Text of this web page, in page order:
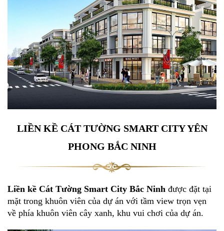
LIỀN KỀ CÁT TƯỜNG SMART CITY YÊN
PHONG BẮC NINH
Liền kề Cát Tường Smart City Bắc Ninh được đặt tại
mặt trong khuôn viên của dự án với tầm view trọn vẹn
về phía khuôn viên cây xanh, khu vui chơi của dự án.